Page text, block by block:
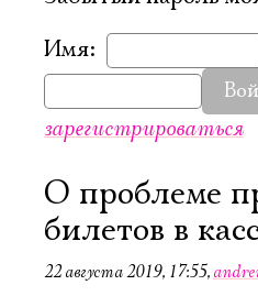
Имя:
зарегистрироваться
О проблеме
билетов в
22 августа 2019, 17:55,